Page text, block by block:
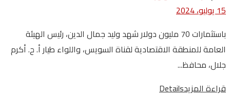
15 يوليو، 2024
باستثمارات 70 مليون دولار شهد وليد جمال الدين، رئيس الهيئة
العامة للمنطقة الاقتصادية لقناة السويس، واللواء طيار أ. ح. أكرم
جلال، محافظ...
قراءة المزيدDetails